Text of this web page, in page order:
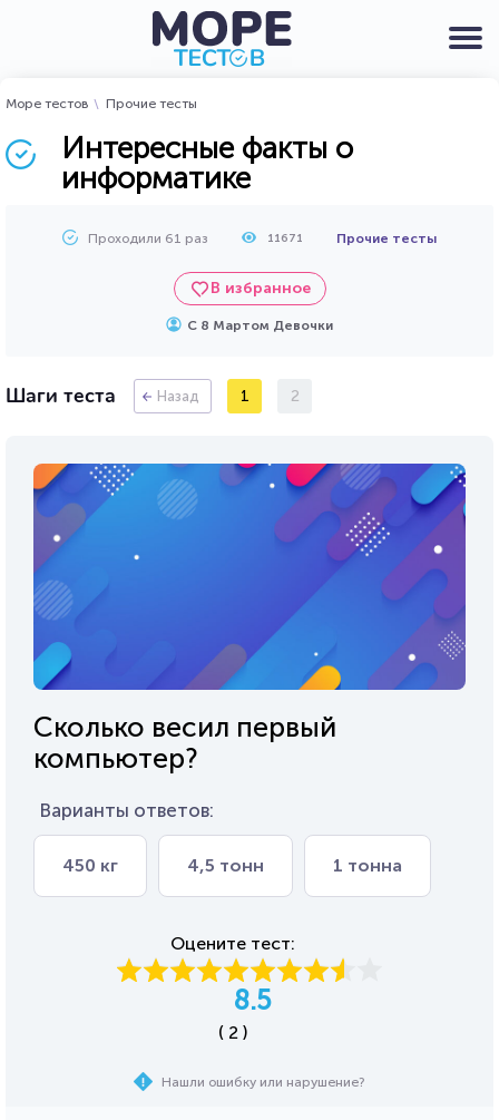
Море тестов Прочие тесты
Интересные факты о
информатике
Проходили 61 раз 11671 Прочие тесты
В избранное
С 8 Мартом Девочки
Шаги теста Назад 1 2
Сколько весил первый
компьютер?
Варианты ответов:
450 кг 4,5 тонн 1 тонна
Оцените тест:
8.5
( 2 )
Нашли ошибку или нарушение?